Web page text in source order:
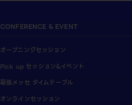
CONFERENCE & EVENT
オープニングセッション
Pick up セッション&イベント
幕張メッセ タイムテーブル
オンラインセッション